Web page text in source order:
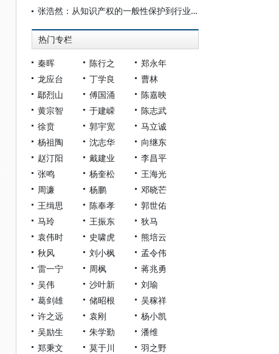
张浩然：从知识产权的一般性保护到行业化定制：罕见病用药市场独占权的理论证成与制度构造
热门专栏
秦晖 陈行之
郑永年
龙应台
丁学良
曹林
鄢烈山
傅国涌
陈嘉映
黄宗智
于建嵘
陈志武
徐贲
郭宇宽
马立诚
杨祖陶
沈志华
向继东
赵汀阳
戴建业
李昌平
张鸣
杨奎松
王海光
周濂
杨鹏
邓晓芒
王缉思
陈奉孝
郭世佑
马玲
王振东
狄马
袁伟时
史啸虎
熊培云
秋风
刘小枫
孟令伟
雷一宁
周枫
蒋兆勇
吴伟
沙叶新
刘瑜
葛剑雄
储昭根
吴稼祥
许之远
袁刚
杨小凯
吴励生
朱学勤
潘维
郑秉文
莫于川
羽之野